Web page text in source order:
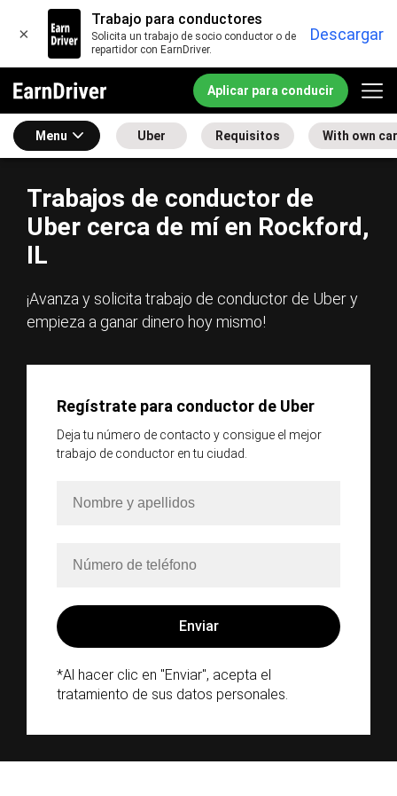
×
Trabajo para conductores
Solicita un trabajo de socio conductor o de
repartidor con EarnDriver.
Descargar
Aplicar para conducir
Menu Uber Requisitos With own car
Trabajos de conductor de
Uber cerca de mí en Rockford,
IL
¡Avanza y solicita trabajo de conductor de Uber y
empieza a ganar dinero hoy mismo!
Regístrate para conductor de Uber
Deja tu número de contacto y consigue el mejor
trabajo de conductor en tu ciudad.
*Al hacer clic en "Enviar", acepta el
tratamiento de sus datos personales.